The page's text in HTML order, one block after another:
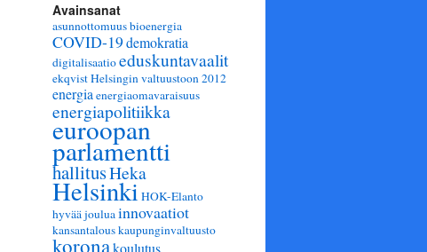
Avainsanat
asunnottomuusbioenergia
COVID-19demokratia
digitalisaatioeduskuntavaalit
ekqvist Helsingin valtuustoon 2012
energia energiaomavaraisuus
energiapolitiikka
euroopan
parlamentti
hallitusHeka
HelsinkiHOK-Elanto
hyvää jouluainnovaatiot
kansantalouskaupunginvaltuusto
koronakoulutus